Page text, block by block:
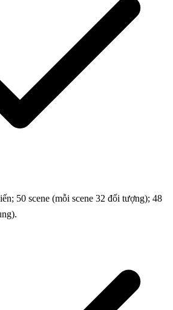
50 scene (mỗi scene 32 đối tượng); 48